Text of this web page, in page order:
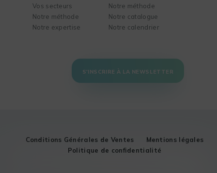
Vos secteurs
Notre méthode
Notre expertise
Notre méthode
Notre catalogue
Notre calendrier
S'INSCRIRE À LA NEWSLETTER
Conditions Générales de Ventes
Mentions légales
Politique de confidentialité